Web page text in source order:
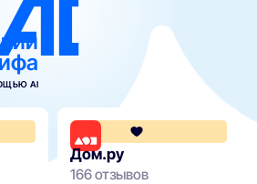
AI
3.6
Дом.ру
166 отзывов